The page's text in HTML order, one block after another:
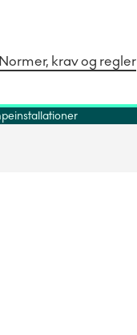
Normer, krav og regler